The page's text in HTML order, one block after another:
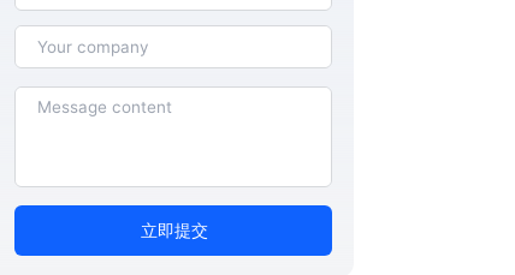
立即提交